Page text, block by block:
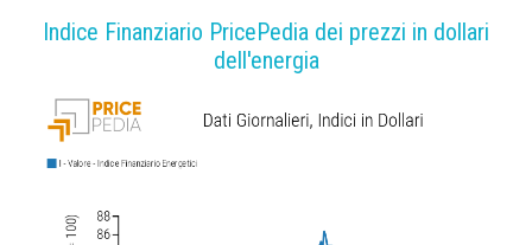
Indice Finanziario PricePedia dei prezzi in dollari
dell'energia